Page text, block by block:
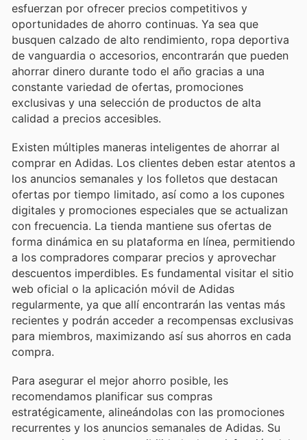
esfuerzan por ofrecer precios competitivos y
oportunidades de ahorro continuas. Ya sea que
busquen calzado de alto rendimiento, ropa deportiva
de vanguardia o accesorios, encontrarán que pueden
ahorrar dinero durante todo el año gracias a una
constante variedad de ofertas, promociones
exclusivas y una selección de productos de alta
calidad a precios accesibles.
Existen múltiples maneras inteligentes de ahorrar al
comprar en Adidas. Los clientes deben estar atentos a
los anuncios semanales y los folletos que destacan
ofertas por tiempo limitado, así como a los cupones
digitales y promociones especiales que se actualizan
con frecuencia. La tienda mantiene sus ofertas de
forma dinámica en su plataforma en línea, permitiendo
a los compradores comparar precios y aprovechar
descuentos imperdibles. Es fundamental visitar el sitio
web oficial o la aplicación móvil de Adidas
regularmente, ya que allí encontrarán las ventas más
recientes y podrán acceder a recompensas exclusivas
para miembros, maximizando así sus ahorros en cada
compra.
Para asegurar el mejor ahorro posible, les
recomendamos planificar sus compras
estratégicamente, alineándolas con las promociones
recurrentes y los anuncios semanales de Adidas. Su